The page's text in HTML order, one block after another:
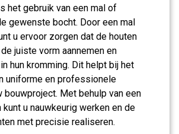
het gebruik van een mal of
gewenste bocht. Door een mal
u ervoor zorgen dat de houten
juiste vorm aannemen en
hun kromming. Dit helpt bij het
uniforme en professionele
bouwproject. Met behulp van een
u nauwkeurig werken en de
met precisie realiseren.